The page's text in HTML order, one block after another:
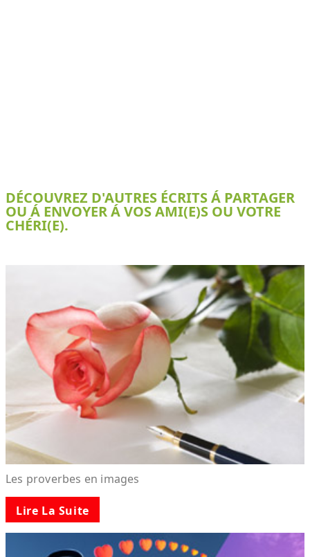
DÉCOUVREZ D'AUTRES ÉCRITS Á PARTAGER
OU Á ENVOYER Á VOS AMI(E)S OU VOTRE
CHÉRI(E).
Les proverbes en images
Lire La Suite